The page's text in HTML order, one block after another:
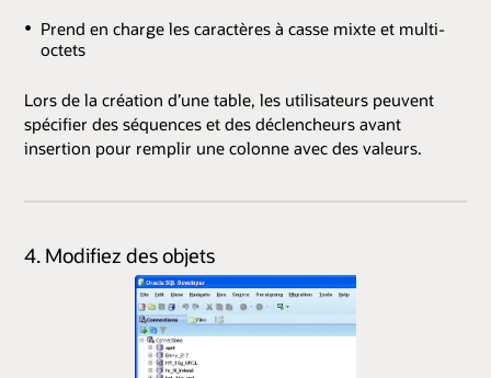
Prend en charge les caractères à casse mixte et multi-
octets
Lors de la création d’une table, les utilisateurs peuvent
spécifier des séquences et des déclencheurs avant
insertion pour remplir une colonne avec des valeurs.
4. Modifiez des objets